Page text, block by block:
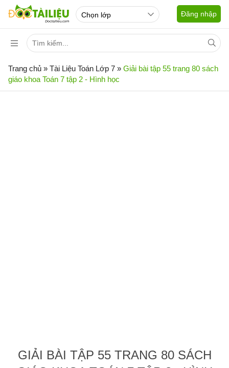
Đăng nhập
Trang chủ » Tài Liệu Toán Lớp 7 » Giải bài tập 55 trang 80 sách
giáo khoa Toán 7 tập 2 - Hình học
GIẢI BÀI TẬP 55 TRANG 80 SÁCH